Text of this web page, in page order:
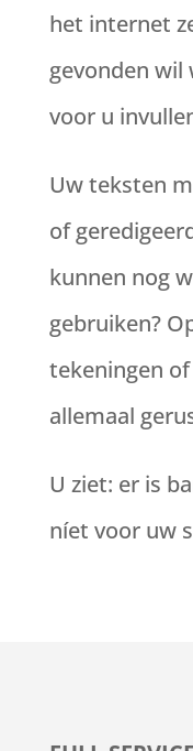
het internet
gevonden wil
voor u
Uw teksten
of
kunnen nog
gebruiken?
tekeningen
allemaal
U ziet: er is
níet voor uw